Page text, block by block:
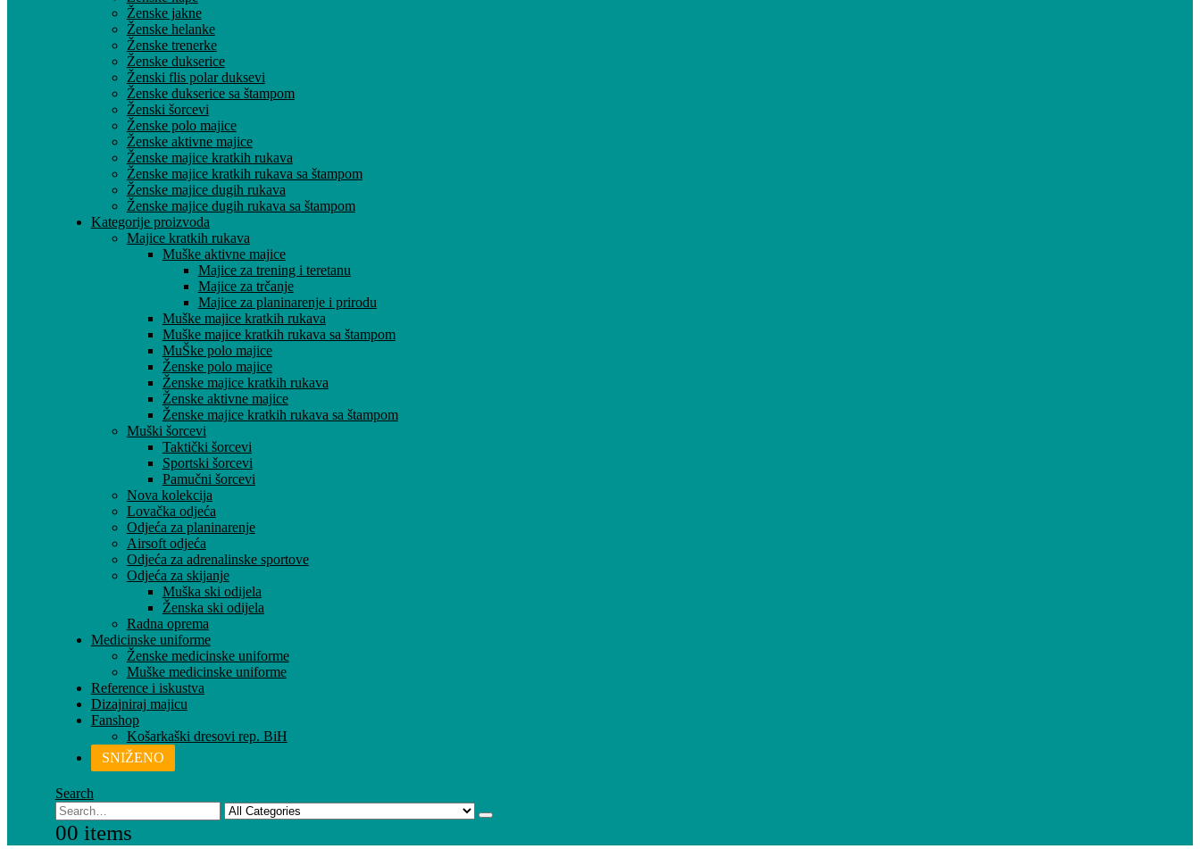
Ženske jakne
Ženske helanke
Ženske trenerke
Ženske dukserice
Ženski flis polar duksevi
Ženske dukserice sa štampom
Ženski šorcevi
Ženske polo majice
Ženske aktivne majice
Ženske majice kratkih rukava
Ženske majice kratkih rukava sa štampom
Ženske majice dugih rukava
Ženske majice dugih rukava sa štampom
Kategorije proizvoda
Majice kratkih rukava
Muške aktivne majice
Majice za trening i teretanu
Majice za trčanje
Majice za planinarenje i prirodu
Muške majice kratkih rukava
Muške majice kratkih rukava sa štampom
MuŠke polo majice
Ženske polo majice
Ženske majice kratkih rukava
Ženske aktivne majice
Ženske majice kratkih rukava sa štampom
Muški šorcevi
Taktički šorcevi
Sportski šorcevi
Pamučni šorcevi
Nova kolekcija
Lovačka odjeća
Odjeća za planinarenje
Airsoft odjeća
Odjeća za adrenalinske sportove
Odjeća za skijanje
Muška ski odijela
Ženska ski odijela
Radna oprema
Medicinske uniforme
Ženske medicinske uniforme
Muške medicinske uniforme
Reference i iskustva
Dizajniraj majicu
Fanshop
Košarkaški dresovi rep. BiH
SNIŽENO
Search
00 items